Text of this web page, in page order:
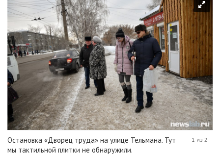
Остановка «Дворец труда» на улице Тельмана. Тут
мы тактильной плитки не обнаружили.
1 из 2